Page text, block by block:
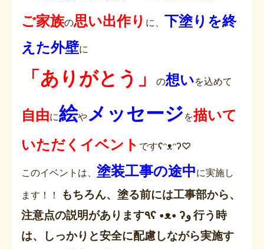
ご家族の思い出作り に、 下塗りを終
えた外壁に
「ありがとう」 の想いを込めて
自由に絵やメッセージ を描いて
いただくイベント ですʕᵔᴥᵔʔ♡
このイベントは、 塗装工事の途中に実施し
ます！！
もちろん、塗る前には工事部から、
注意点の説明があります٩ʕ •ᴥ• ʔو行う時
は、しっかりと安全に配慮しながら実施す